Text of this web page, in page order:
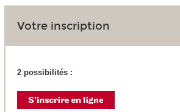
Votre inscription
2 possibilités :